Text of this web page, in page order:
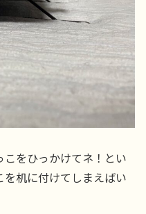
をひっかけてネ！とい
を机に付けてしまえばい